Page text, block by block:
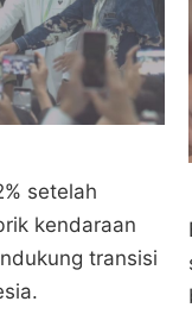
setelah
kendaraan
transisi